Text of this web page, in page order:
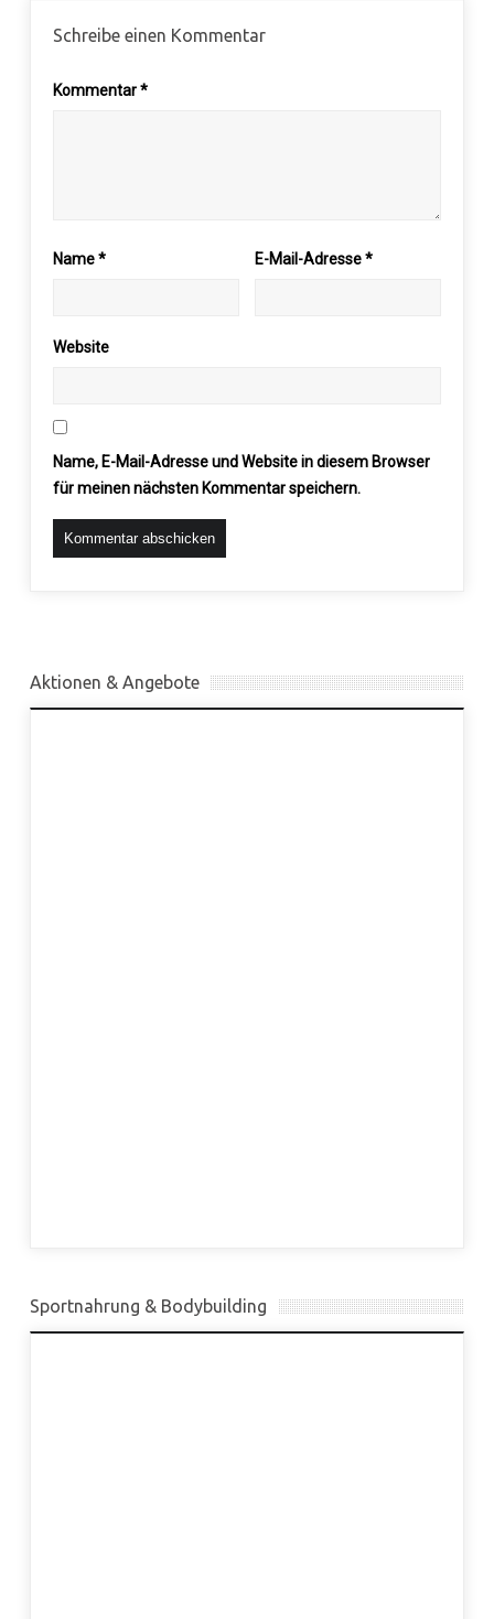
Schreibe einen Kommentar
Kommentar*
Name* E-Mail-Adresse*
Website
Name, E-Mail-Adresse und Website in diesem Browser
für meinen nächsten Kommentar speichern.
Aktionen & Angebote
Sportnahrung & Bodybuilding